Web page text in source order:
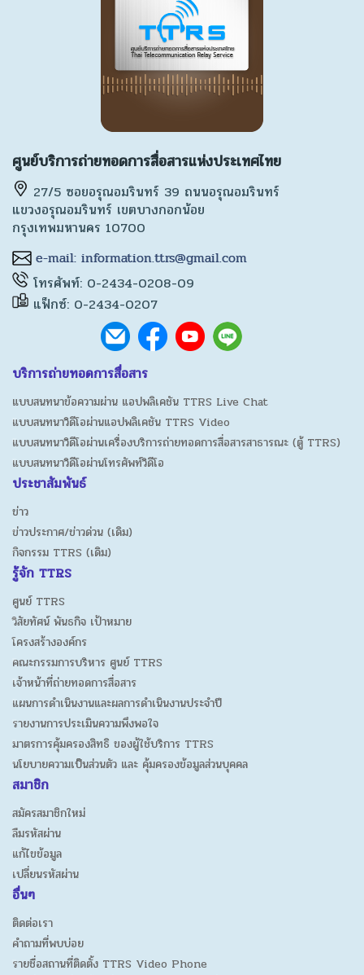
ศูนย์บริการถ่ายทอดการสื่อสารแห่งประเทศไทย
27/5 ซอยอรุณอมรินทร์ 39 ถนนอรุณอมรินทร์
แขวงอรุณอมรินทร์ เขตบางกอกน้อย
กรุงเทพมหานคร 10700
โทรศัพท์: 0-2434-0208-09
แฟ็กซ์: 0-2434-0207
บริการถ่ายทอดการสื่อสาร
แบบสนทนาข้อความผ่าน แอปพลิเคชัน TTRS Live Chat
แบบสนทนาวิดีโอผ่านแอปพลิเคชัน TTRS Video
แบบสนทนาวิดีโอผ่านเครื่องบริการถ่ายทอดการสื่อสารสาธารณะ (ตู้ TTRS)
แบบสนทนาวิดีโอผ่านโทรศัพท์วิดีโอ
ประชาสัมพันธ์
ข่าว
ข่าวประกาศ/ข่าวด่วน (เดิม)
กิจกรรม TTRS (เดิม)
รู้จัก TTRS
ศูนย์ TTRS
วิสัยทัศน์ พันธกิจ เป้าหมาย
โครงสร้างองค์กร
คณะกรรมการบริหาร ศูนย์ TTRS
เจ้าหน้าที่ถ่ายทอดการสื่อสาร
แผนการดำเนินงานและผลการดำเนินงานประจำปี
รายงานการประเมินความพึงพอใจ
มาตรการคุ้มครองสิทธิ ของผู้ใช้บริการ TTRS
นโยบายความเป็นส่วนตัว และ คุ้มครองข้อมูลส่วนบุคคล
สมาชิก
สมัครสมาชิกใหม่
ลืมรหัสผ่าน
แก้ไขข้อมูล
เปลี่ยนรหัสผ่าน
อื่นๆ
ติดต่อเรา
คำถามที่พบบ่อย
รายชื่อสถานที่ติดตั้ง TTRS Video Phone